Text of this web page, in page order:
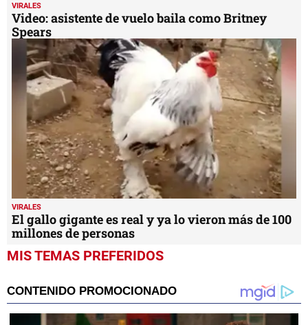
VIRALES
Video: asistente de vuelo baila como Britney
Spears
VIRALES
El gallo gigante es real y ya lo vieron más de 100
millones de personas
MIS TEMAS PREFERIDOS